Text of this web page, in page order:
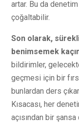
artar. Bu da denetim
çoğaltabilir.
Son olarak,
benimsemek
bildirimler,
geçmesi için bir
bunlardan ders
Kısacası, her
açısından bir